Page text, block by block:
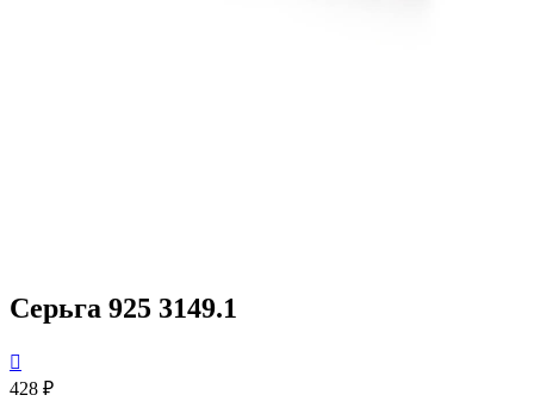
Серьга 925 3149.1

428 ₽